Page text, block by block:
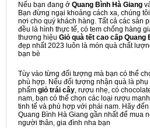
Nếu bạn đang ở Quang Bình Hà Giang
Bạn đừng ngại khoảng cách xa, chúng
nơi cho quý khách hàng. Tất cả các sản
đều là hình thực tế, có tem chống hàng
thương hiệu Giỏ quà tết cao cấp Quang
đẹp nhất 2023 luôn là món quà chất
bạn bè
Tùy vào từng đối tượng mà bạn có thể
phù hợp. Nếu đối tượng nhận quà là
phẩm giỏ trái cây, rượu nhẹ, có
nam, bạn có thể chọn các loại rượu
tinh tế và phù hợp với phái nam. Hãy
Quang Bình Hà Giang gần nhất để mua
người thân, gia đình nha bạn